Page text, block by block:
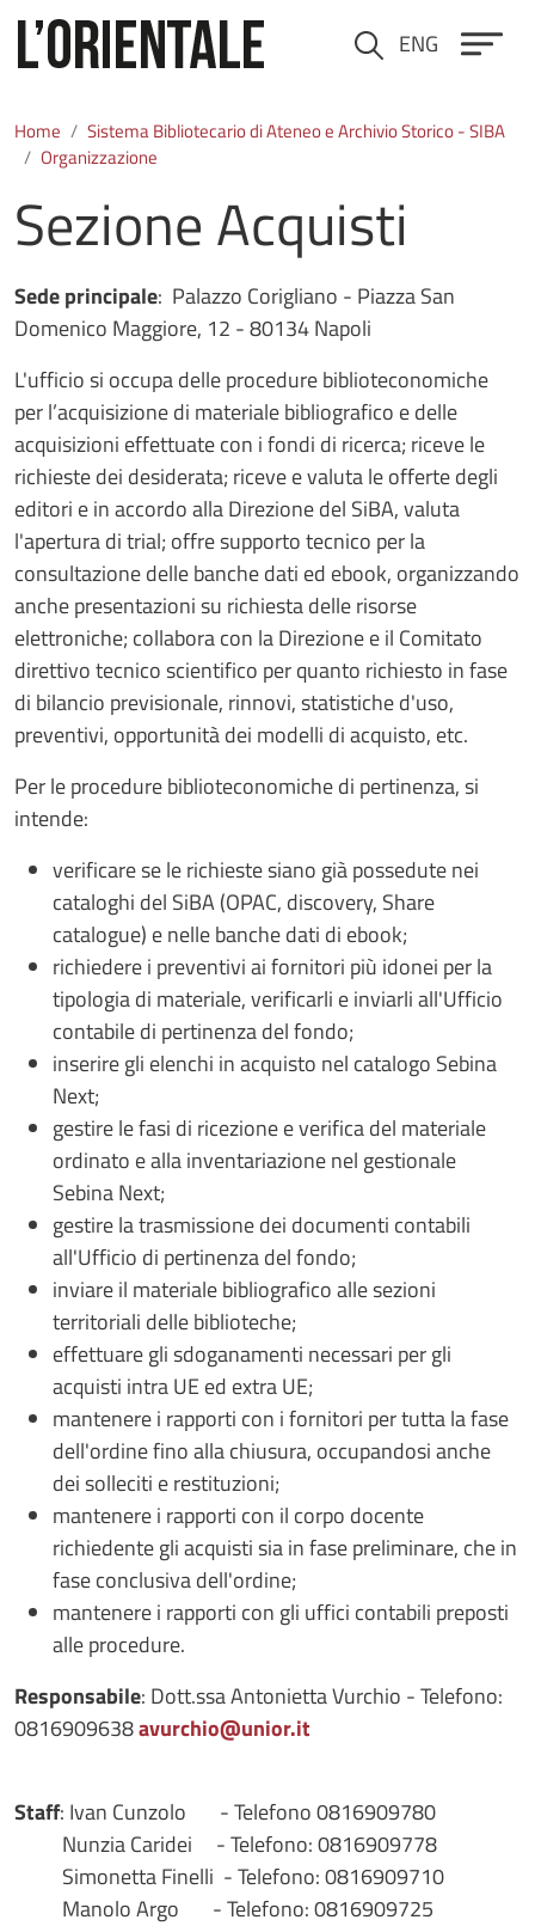
Cerca ENG
Home
Sistema Bibliotecario di Ateneo e Archivio Storico - SIBA
Organizzazione
Sezione Acquisti
Sede principale: Palazzo Corigliano - Piazza San
Domenico Maggiore, 12 - 80134 Napoli
L'ufficio si occupa delle procedure biblioteconomiche
per l’acquisizione di materiale bibliografico e delle
acquisizioni effettuate con i fondi di ricerca; riceve le
richieste dei desiderata; riceve e valuta le offerte degli
editori e in accordo alla Direzione del SiBA, valuta
l'apertura di trial; offre supporto tecnico per la
consultazione delle banche dati ed ebook, organizzando
anche presentazioni su richiesta delle risorse
elettroniche; collabora con la Direzione e il Comitato
direttivo tecnico scientifico per quanto richiesto in fase
di bilancio previsionale, rinnovi, statistiche d'uso,
preventivi, opportunità dei modelli di acquisto, etc.
Per le procedure biblioteconomiche di pertinenza, si
intende:
verificare se le richieste siano già possedute nei
cataloghi del SiBA (OPAC, discovery, Share
catalogue) e nelle banche dati di ebook;
richiedere i preventivi ai fornitori più idonei per la
tipologia di materiale, verificarli e inviarli all'Ufficio
contabile di pertinenza del fondo;
inserire gli elenchi in acquisto nel catalogo Sebina
Next;
gestire le fasi di ricezione e verifica del materiale
ordinato e alla inventariazione nel gestionale
Sebina Next;
gestire la trasmissione dei documenti contabili
all'Ufficio di pertinenza del fondo;
inviare il materiale bibliografico alle sezioni
territoriali delle biblioteche;
effettuare gli sdoganamenti necessari per gli
acquisti intra UE ed extra UE;
mantenere i rapporti con i fornitori per tutta la fase
dell'ordine fino alla chiusura, occupandosi anche
dei solleciti e restituzioni;
mantenere i rapporti con il corpo docente
richiedente gli acquisti sia in fase preliminare, che in
fase conclusiva dell'ordine;
mantenere i rapporti con gli uffici contabili preposti
alle procedure.
Responsabile: Dott.ssa Antonietta Vurchio - Telefono:
0816909638avurchio@unior.it
Staff: Ivan Cunzolo - Telefono 0816909780
Nunzia Caridei - Telefono: 0816909778
Simonetta Finelli - Telefono: 0816909710
Manolo Argo - Telefono: 0816909725